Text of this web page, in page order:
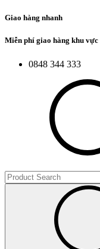
Giao hàng nhanh
Miễn phí giao hàng khu
0848 344 333